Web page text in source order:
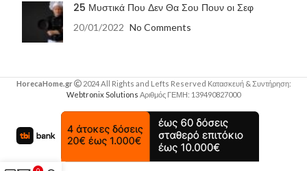
25 Μυστικά Που Δεν Θα Σου Πουν οι Σεφ
20/01/2022 No Comments
HorecaHome.gr
2024 All Rights and Lefts Reserved Κατασκευή & Συντήρηση:
Webtronix Solutions Αριθμός ΓΕΜΗ: 139490827000